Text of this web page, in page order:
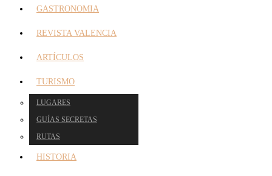
GASTRONOMIA
REVISTA VALENCIA
ARTÍCULOS
TURISMO
LUGARES
GUÍAS SECRETAS
RUTAS
HISTORIA